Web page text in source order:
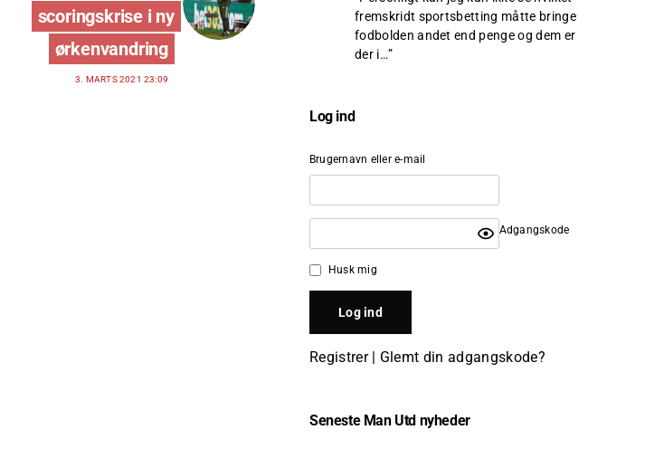
scoringskrise i ny
ørkenvandring
3. MARTS 2021 23:09
fremskridt sportsbetting måtte bringe
fodbolden andet end penge og dem er
der i…”
Log ind
Brugernavn eller e-mail
Adgangskode
Husk mig
Registrer| Glemt din adgangskode?
Seneste Man Utd nyheder